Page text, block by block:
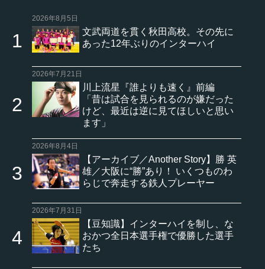
2026年8月5日
文武両道を貫く秋田高校。その先に
あった12年ぶりのインターハイ
2026年7月21日
川上流星『誰よりも速く』前編
「昔は試合を見られるのが嫌だった
けど、最近は逆に見てほしいと思い
ます」
2026年8月4日
【アーカイブ／Another Story】勝 英
雄／大阪に“勝”あり！ いくつものわ
らじで奔走する鉄人プレーヤー
2026年7月31日
【豆知識】インターハイを制し、な
おかつ全日本選手権で優勝した選手
たち